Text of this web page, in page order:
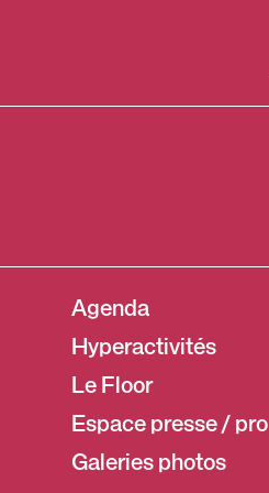
Agenda
Hyperactivités
Le Floor
Espace presse / pro
Galeries photos